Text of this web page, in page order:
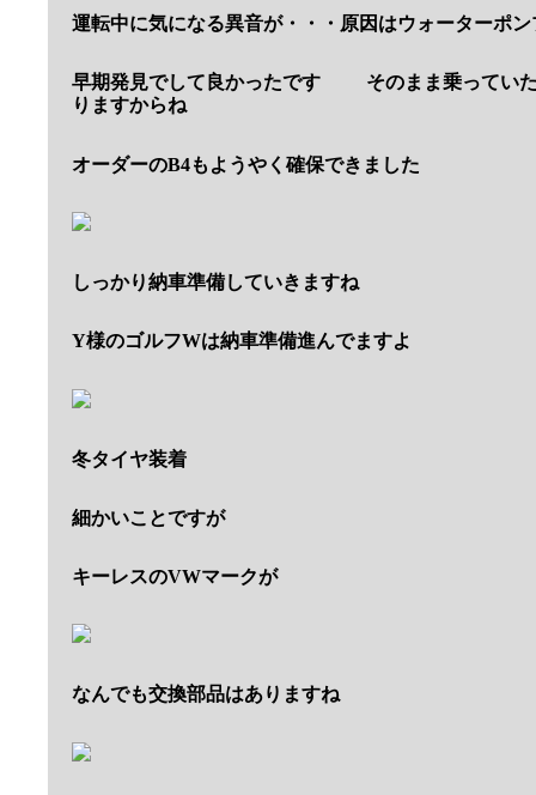
運転中に気になる異音が・・・原因はウォーターポン
早期発見でして良かったです
そのまま乗ってい
りますからね
オーダーのB4もようやく確保できました
しっかり納車準備していきますね
Y様のゴルフWは納車準備進んでますよ
冬タイヤ装着
細かいことですが
キーレスのVWマークが
なんでも交換部品はありますね